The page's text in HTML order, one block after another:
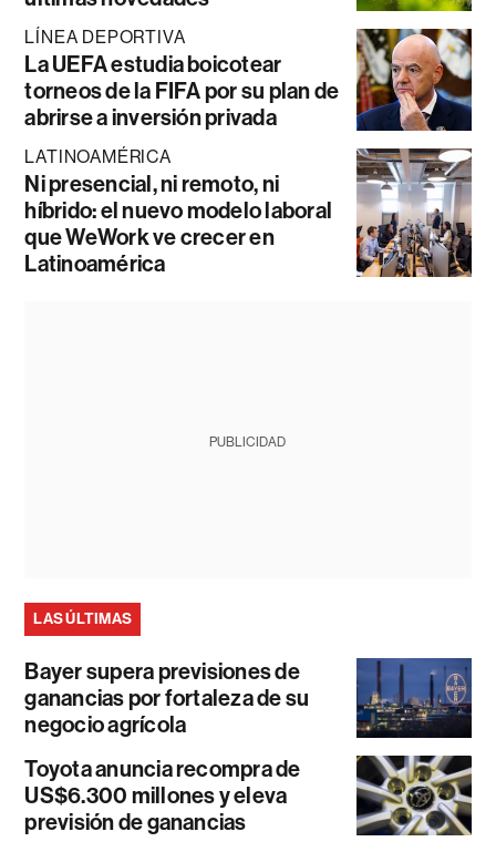
LÍNEA DEPORTIVA
La UEFA estudia boicotear
torneos de la FIFA por su plan de
abrirse a inversión privada
LATINOAMÉRICA
Ni presencial, ni remoto, ni
híbrido: el nuevo modelo laboral
que WeWork ve crecer en
Latinoamérica
PUBLICIDAD
LAS ÚLTIMAS
Bayer supera previsiones de
ganancias por fortaleza de su
negocio agrícola
Toyota anuncia recompra de
US$6.300 millones y eleva
previsión de ganancias